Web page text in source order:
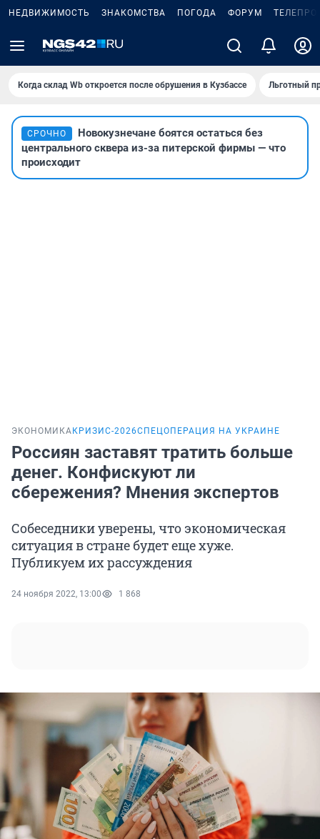
НЕДВИЖИМОСТЬ ЗНАКОМСТВА ПОГОДА ФОРУМ
Когда склад Wb откроется после обрушения в Кузбассе Льготный
СРОЧНО
Новокузнечане боятся остаться без
центрального сквера из-за питерской фирмы — что
происходит
ЭКОНОМИКА КРИЗИС-2026СПЕЦОПЕРАЦИЯ НА УКРАИНЕ
Россиян заставят тратить больше
денег. Конфискуют ли
сбережения? Мнения экспертов
Собеседники уверены, что экономическая
ситуация в стране будет еще хуже.
Публикуем их рассуждения
24 ноября 2022, 13:00 1 868